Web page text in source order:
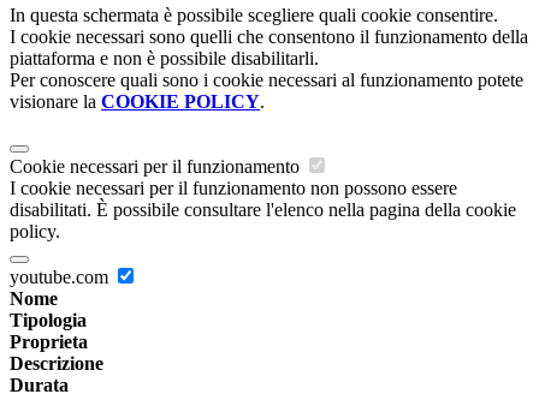
In questa schermata è possibile scegliere quali cookie consentire.
I cookie necessari sono quelli che consentono il funzionamento della
piattaforma e non è possibile disabilitarli.
Per conoscere quali sono i cookie necessari al funzionamento potete
visionare la COOKIE POLICY.
Cookie necessari per il funzionamento
I cookie necessari per il funzionamento non possono essere
disabilitati. È possibile consultare l'elenco nella pagina della cookie
policy.
youtube.com
Nome
Tipologia
Proprieta
Descrizione
Durata